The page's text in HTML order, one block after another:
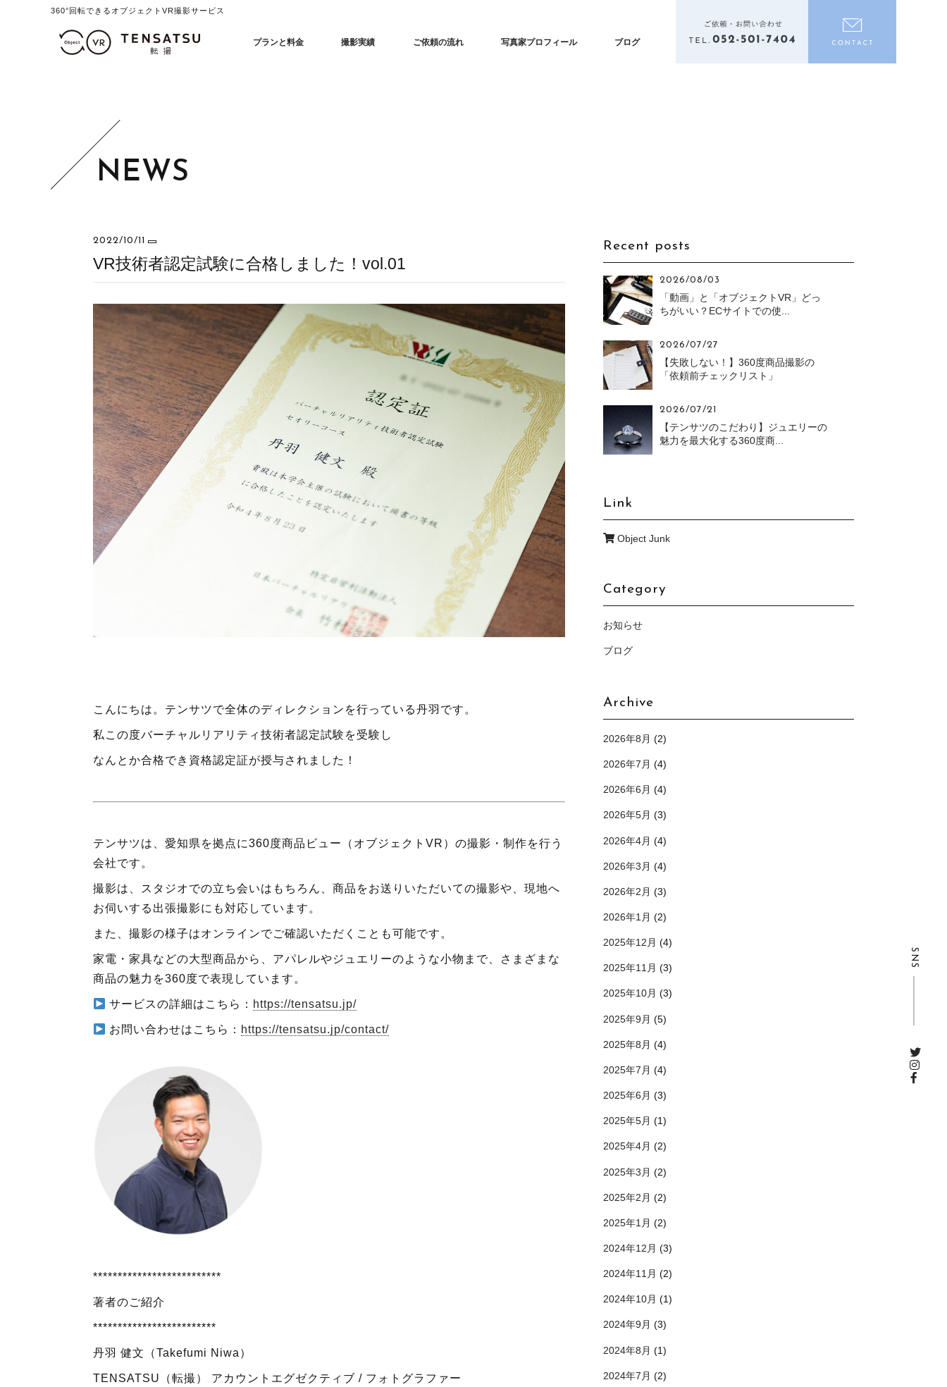
360°回転できるオブジェクトVR撮影サービス
プランと料金 撮影実績 ご依頼の流れ 写真家プロフィール ブログ
電話をかける
SNS
2022/10/11
VR技術者認定試験に合格しました！vol.01
こんにちは。テンサツで全体のディレクションを行っている丹羽です。
私この度バーチャルリアリティ技術者認定試験を受験し
なんとか合格でき資格認定証が授与されました！
テンサツは、愛知県を拠点に360度商品ビュー（オブジェクトVR）の撮影・制作を行う
会社です。
撮影は、スタジオでの立ち会いはもちろん、商品をお送りいただいての撮影や、現地へ
お伺いする出張撮影にも対応しています。
また、撮影の様子はオンラインでご確認いただくことも可能です。
家電・家具などの大型商品から、アパレルやジュエリーのような小物まで、さまざまな
商品の魅力を360度で表現しています。
サービスの詳細はこちら： https://tensatsu.jp/
お問い合わせはこちら： https://tensatsu.jp/contact/
**************************
著者のご紹介
*************************
丹羽 健文（Takefumi Niwa ）
TENSATSU （転撮） アカウントエグゼクティブ / フォトグラファー
Recent posts
2026/08/03
「動画」と「オブジェクトVR」どっ
ちがいい？ECサイトでの使...
2026/07/27
【失敗しない！】360度商品撮影の
「依頼前チェックリスト」
2026/07/21
【テンサツのこだわり】ジュエリーの
魅力を最大化する360度商...
Link
Object Junk
Category
お知らせ
ブログ
Archive
2026年8月 (2)
2026年7月 (4)
2026年6月 (4)
2026年5月 (3)
2026年4月 (4)
2026年3月 (4)
2026年2月 (3)
2026年1月 (2)
2025年12月 (4)
2025年11月 (3)
2025年10月 (3)
2025年9月 (5)
2025年8月 (4)
2025年7月 (4)
2025年6月 (3)
2025年5月 (1)
2025年4月 (2)
2025年3月 (2)
2025年2月 (2)
2025年1月 (2)
2024年12月 (3)
2024年11月 (2)
2024年10月 (1)
2024年9月 (3)
2024年8月 (1)
2024年7月 (2)